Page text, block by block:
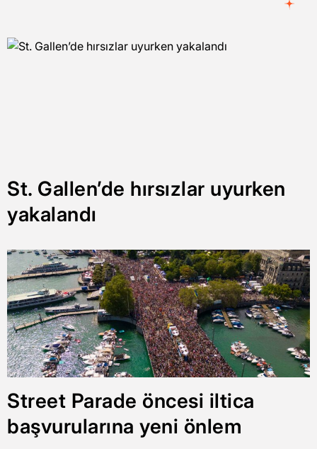
St. Gallen’de hırsızlar uyurken
yakalandı
Street Parade öncesi iltica
başvurularına yeni önlem